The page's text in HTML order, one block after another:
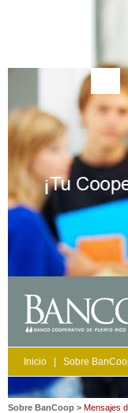
Inicio Sobre
Sobre BanCoop > Mensajes